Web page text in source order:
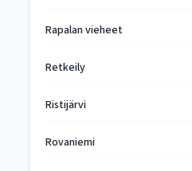
Rapalan vieheet
Retkeily
Ristijärvi
Rovaniemi